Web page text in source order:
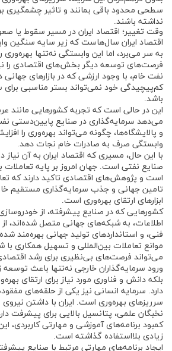
سطحی محدود باقی بمانند و تاثیر چشمگیری
نداشته باشند.
وقت تغییر؛ اقتصاد ایران در مسیر سقوط یا
اقتصاد ایران سال‌هاست که زیر سایه سنگین
به‌ سر می‌برد، اما این وابستگی نه‌تنها بهره‌وری
فرصت‌های توسعه دیگر بخش‌های اقتصادی را
نفت خام، با وجود ارزشی که در بازارهای جهانی
کم‌پیچیدگی خود نمی‌تواند بستر مناسبی برای
باشد.
این در حالی است که تجربه کشورهایی مانند
می‌دهد سرمایه‌گذاری در صنایع پایین‌دستی
و پالایشگاه‌ها، چگونه می‌تواند بهره‌وری را
وابستگی صرف به صادرات خام نجات دهد.
با این حال، مسیری که اقتصاد ایران به آن نیاز
صنایع نفتی است. جهان امروز بر پایه تعاملات
است و پژوهش‌های اقتصادی تاکید دارند که
تامین جهانی و جذب سرمایه‌گذاری مستقیم
ابزارهای ارتقای بهره‌وری است.
کشورهایی که در صنایع پیشرفته، از
اطلاعات، به شبکه‌های جهانی متصل شده‌اند، از
فنی، و استانداردهای تولید جهانی بهره‌مند
موانع تعاملات بین‌المللی و تسهیل همکاری
می‌تواند فرصت‌های بی‌نظیری برای رشد
ورود سرمایه‌گذاران خارجی نه‌تنها باعث
بلکه دانش و فناوری مورد نیاز برای ارتقای
دارد. سرمایه انسانی نیز یکی از حلقه‌های
سرریزهای بهره‌وری است. ایران با داشتن نیروی
نخبگان علمی، پتانسیل بالایی برای پیشرفت
کمبود برنامه‌های آموزشی و مهارتی کاربردی،
زیادی بلااستفاده گذاشته است.
ایجاد برنامه‌های مهارتی مرتبط با صنایع